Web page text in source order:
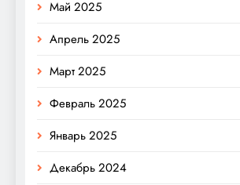
Май 2025
Апрель 2025
Март 2025
Февраль 2025
Январь 2025
Декабрь 2024